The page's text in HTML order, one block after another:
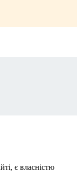
є власністю